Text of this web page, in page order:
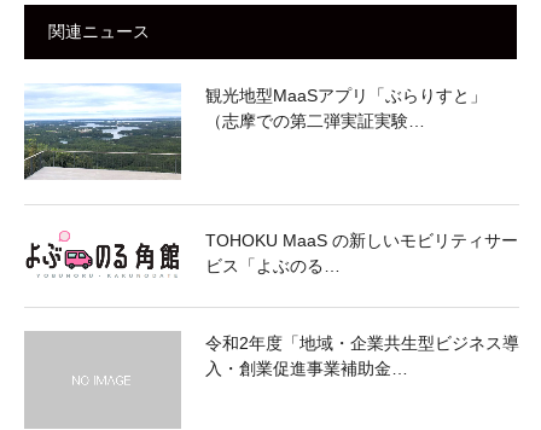
関連ニュース
観光地型MaaSアプリ「ぶらりすと」
（志摩での第二弾実証実験…
TOHOKU MaaS の新しいモビリティサー
ビス「よぶのる…
令和2年度「地域・企業共生型ビジネス導
入・創業促進事業補助金…